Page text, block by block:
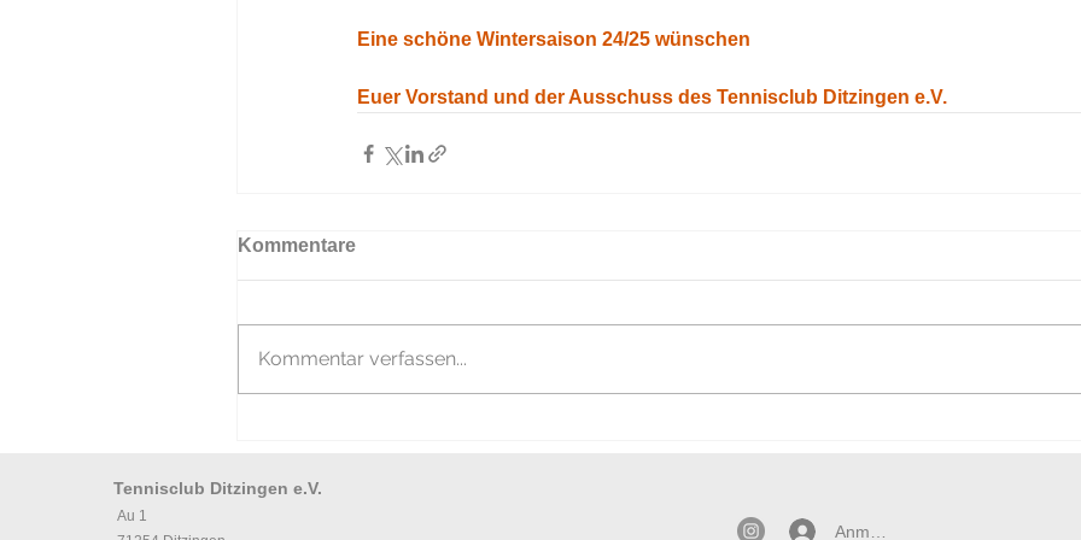
Eine schöne Wintersaison 24/25 wünschen
Euer Vorstand und der Ausschuss des Tennisclub Ditzingen e.V.
Kommentare
Kommentar verfassen...
Tennisclub Ditzingen e.V.
Au 1
Anmelden